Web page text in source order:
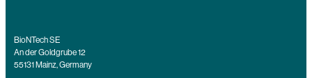
BioNTech SE
An der Goldgrube 12
55131 Mainz, Germany